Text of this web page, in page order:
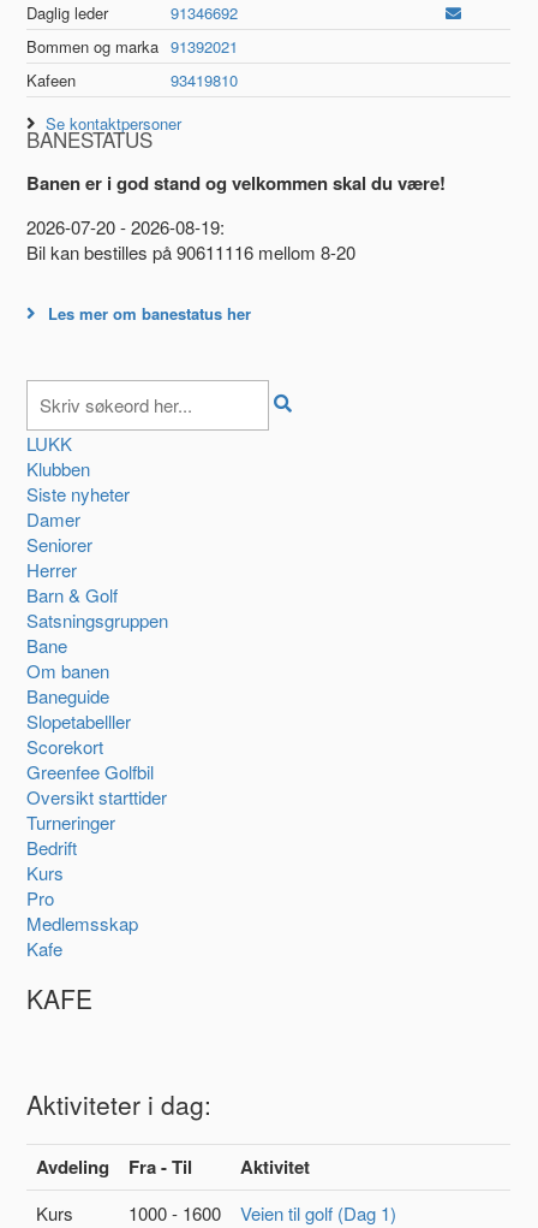
Daglig leder
91346692
Bommen og marka 91392021
Kafeen
93419810
Se kontaktpersoner
BANESTATUS
Banen er i god stand og velkommen skal du være!
2026-07-20 - 2026-08-19:
Bil kan bestilles på 90611116 mellom 8-20
Les mer om banestatus her
LUKK
Klubben
Siste nyheter
Damer
Seniorer
Herrer
Barn & Golf
Satsningsgruppen
Bane
Om banen
Baneguide
Slopetabelller
Scorekort
Greenfee Golfbil
Oversikt starttider
Turneringer
Bedrift
Kurs
Pro
Medlemsskap
Kafe
KAFE
Aktiviteter i dag:
Avdeling Fra - Til Aktivitet
Kurs 1000 - 1600 Veien til golf (Dag 1)